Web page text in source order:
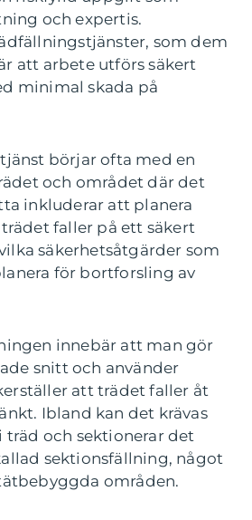
och expertis.
som dem
att arbete utförs säkert
minimal skada på
börjar ofta med en
och området där det
inkluderar att planera
faller på ett säkert
säkerhetsåtgärder som
för bortforsling av
innebär att man gör
snitt och använder
att trädet faller åt
Ibland kan det krävas
och sektionerar det
sektionsfällning, något
områden.